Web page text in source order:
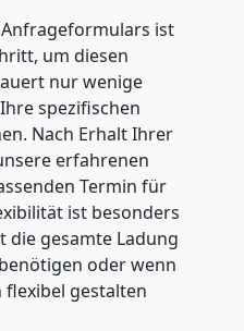
ist
um diesen
nur wenige
spezifischen
Nach Erhalt Ihrer
erfahrenen
Termin für
ist besonders
die gesamte Ladung
oder wenn
gestalten